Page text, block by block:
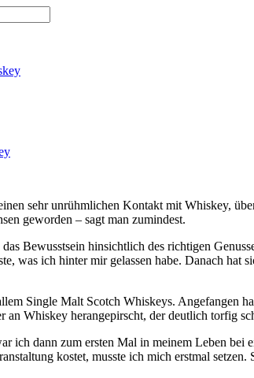
sehr unrühmlichen Kontakt mit Whiskey,
geworden – sagt man zumindest.
Bewusstsein hinsichtlich des richtigen
was ich hinter mir gelassen habe. Danach
Single Malt Scotch Whiskeys. Angefangen
an Whiskey herangepirscht, der deutlich torfig
ich dann zum ersten Mal in meinem Leben
kostet, musste ich mich erstmal